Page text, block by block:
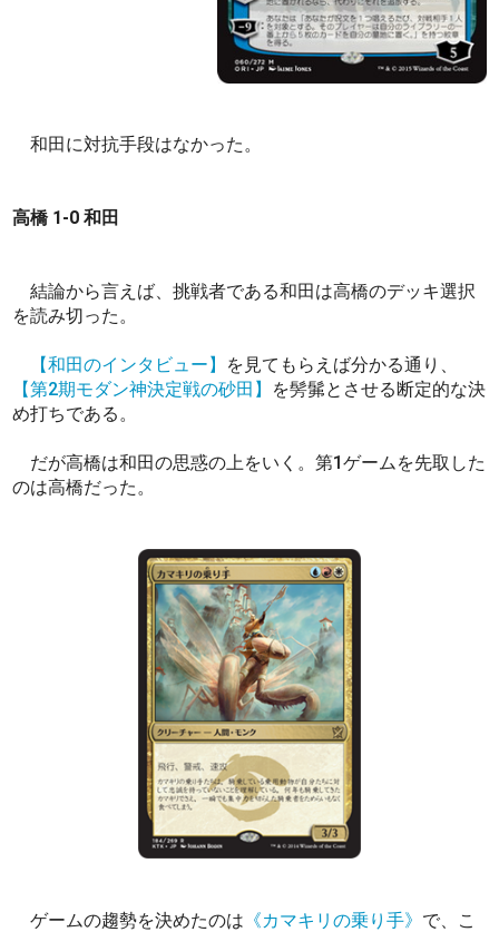
和田に対抗手段はなかった。
高橋 1-0 和田
結論から言えば、挑戦者である和田は高橋のデッキ選択
を読み切った。
【和田のインタビュー】 を見てもらえば分かる通り、
【第2期モダン神決定戦の砂田】 を髣髴とさせる断定的な決
め打ちである。
だが高橋は和田の思惑の上をいく。第1ゲームを先取した
のは高橋だった。
ゲームの趨勢を決めたのは 《カマキリの乗り手》 で、こ